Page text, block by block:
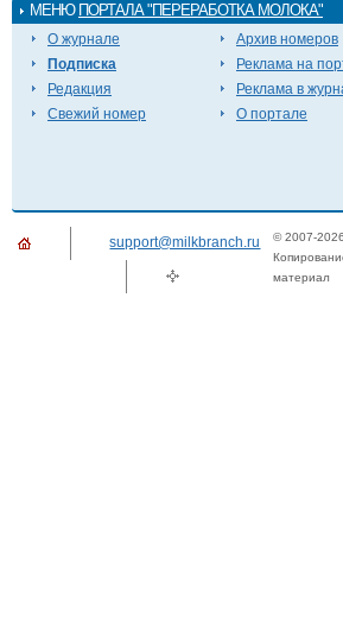
МЕНЮ ПОРТАЛА "ПЕРЕРАБОТКА МОЛОКА"
О журнале
Подписка
Редакция
Свежий номер
Архив номеров
Реклама на
Реклама в
О портале
support@milkbranch.ru © 2007-
материал